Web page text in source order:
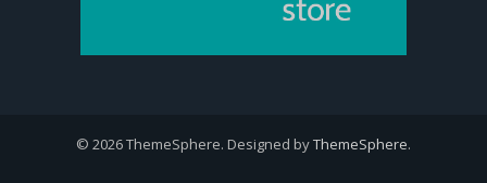
© 2026 ThemeSphere. Designed byThemeSphere.